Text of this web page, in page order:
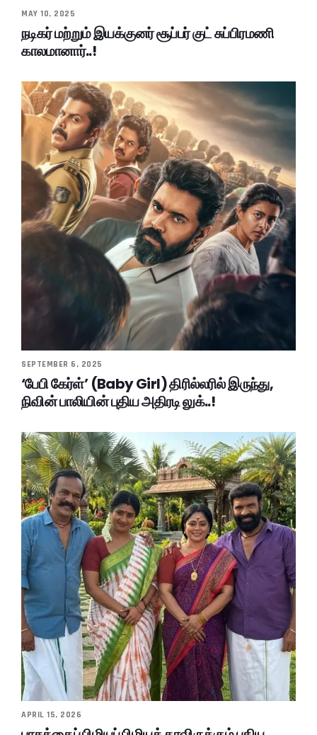
MAY 10, 2025
நடிகர் மற்றும் இயக்குனர் சூப்பர் குட் சுப்பிரமணி
காலமானார்..!
SEPTEMBER 6, 2025
‘பேபி கேர்ள்’ (Baby Girl) திரில்லரில் இருந்து,
நிவின் பாலியின் புதிய அதிரடி லுக்..!
APRIL 15, 2026